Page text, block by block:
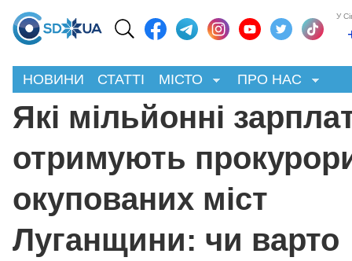
У
НОВИНИ СТАТТІ МІСТО ПРО НАС
Які мільйонні
отримують
окупованих міст
Луганщини: чи варто